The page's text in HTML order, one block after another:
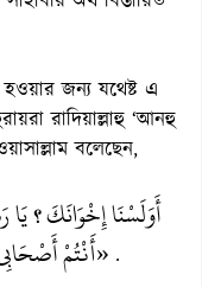
হওয়ার জন্য যথেষ্ট এ
রাদিয়াল্লাহু ‘আনহু
বলেছেন,
أَوَلَسْنَا إِخْوَانَكَ؟
«أَنْتُمْ .